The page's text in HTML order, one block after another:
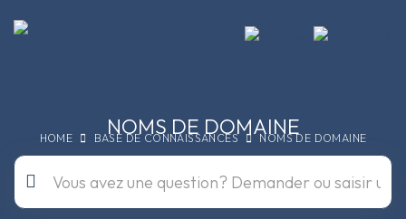
NOMS DE DOMAINE
HOME BASE DE CONNAISSANCES NOMS DE DOMAINE